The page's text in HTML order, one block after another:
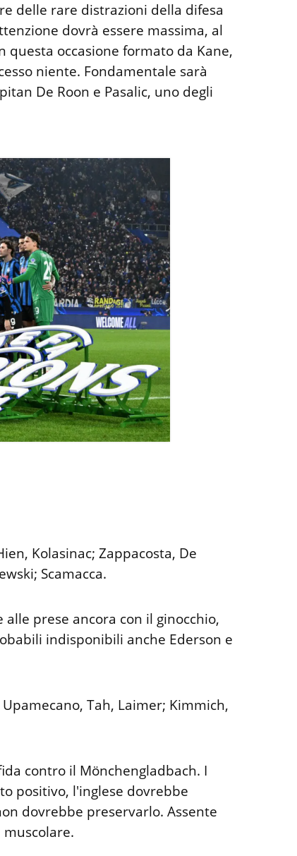
delle rare distrazioni della difesa
dovrà essere massima, al
occasione formato da Kane,
niente. Fondamentale sarà
De Roon e Pasalic, uno degli
Kolasinac; Zappacosta, De
Scamacca.
prese ancora con il ginocchio,
indisponibili anche Ederson e
Tah, Laimer; Kimmich,
contro il Mönchengladbach. I
positivo, l'inglese dovrebbe
dovrebbe preservarlo. Assente